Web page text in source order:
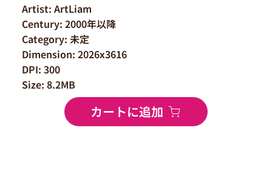
Artist: ArtLiam
Century: 2000年以降
Category: 未定
Dimension: 2026x3616
DPI: 300
Size: 8.2MB
カートに追加